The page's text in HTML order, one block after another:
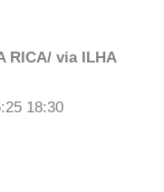
RICA/ via ILHA
18:30